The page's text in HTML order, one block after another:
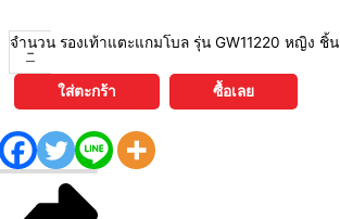
-
จำนวน รองเท้าแตะแกมโบล รุ่น GW11220 หญิง ชิ้น
ใส่ตะกร้า ซื้อเลย